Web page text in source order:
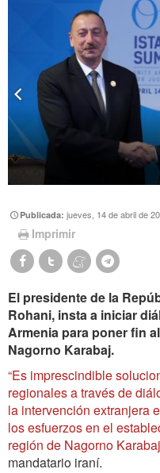
Publicada:jueves, 14 de abril de
Imprimir
El presidente de la
Rohani, insta a iniciar
Armenia para poner fin
Nagorno Karabaj.
“Es imprescindible
regionales a través de
la intervención extranjera
los esfuerzos en el
región de Nagorno
mandatario iraní.